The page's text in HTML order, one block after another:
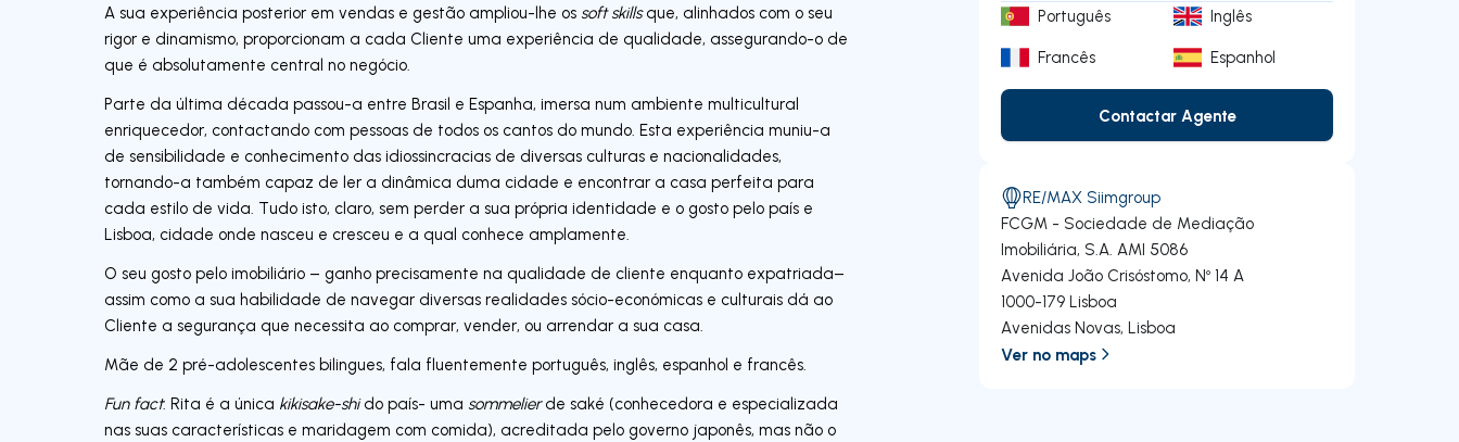
A sua experiência posterior em vendas e gestão ampliou-lhe os soft skillsque, alinhados com o seu
rigor e dinamismo, proporcionam a cada Cliente uma experiência de qualidade, assegurando-o de
que é absolutamente central no negócio.
Parte da última década passou-a entre Brasil e Espanha, imersa num ambiente multicultural
enriquecedor, contactando com pessoas de todos os cantos do mundo. Esta experiência muniu-a
de sensibilidade e conhecimento das idiossincracias de diversas culturas e nacionalidades,
tornando-a também capaz de ler a dinâmica duma cidade e encontrar a casa perfeita para
cada estilo de vida. Tudo isto, claro, sem perder a sua própria identidade e o gosto pelo país e
Lisboa, cidade onde nasceu e cresceu e a qual conhece amplamente.
O seu gosto pelo imobiliário – ganho precisamente na qualidade de cliente enquanto expatriada–
assim como a sua habilidade de navegar diversas realidades sócio-económicas e culturais dá ao
Cliente a segurança que necessita ao comprar, vender, ou arrendar a sua casa.
Mãe de 2 pré-adolescentes bilingues, fala fluentemente português, inglês, espanhol e francês.
Fun fact: Rita é a única kikisake-shido país- uma sommelierde saké (conhecedora e especializada
nas suas características e maridagem com comida), acreditada pelo governo japonês, mas não o
Português
Inglês
Francês
Espanhol
Contactar Agente
Contactar Agente
RE/MAX Siimgroup
FCGM - Sociedade de Mediação
Imobiliária, S.A. AMI 5086
Avenida João Crisóstomo, Nº 14 A
1000-179 Lisboa
Avenidas Novas,Lisboa
Ver no maps